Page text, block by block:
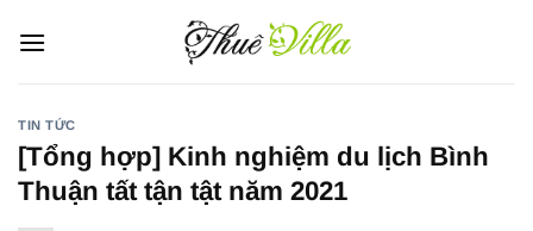
qua
TIN TỨC
[Tổng hợp] Kinh nghiệm du lịch Bình
Thuận tất tận tật năm 2021